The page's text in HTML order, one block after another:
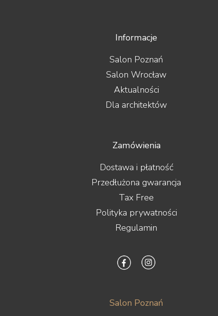
Informacje
Salon Poznań
Salon Wrocław
Aktualności
Dla architektów
Zamówienia
Dostawa i płatność
Przedłużona gwarancja
Tax Free
Polityka prywatności
Regulamin
Salon Poznań